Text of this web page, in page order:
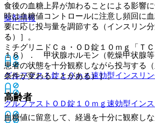
薬剤情報
ミチグリニドＣａ・ＯＤ錠１０ｍｇ「ＴＣ
グルファスト錠１０ｍｇ速効型インスリ
グルファストＯＤ錠１０ｍｇ 速効型イン
食後の血糖上昇が加わることによる影響
時は血糖値コントロールに注意し頻回に
要に応じ投与量を調節する（インスリン
る）］。
１６）． 甲状腺ホルモン（乾燥甲状腺
患者の状態を十分観察しながら投与する
条件が変わることがある）］。
高齢者
血糖値に留意して、経過を十分に観察し